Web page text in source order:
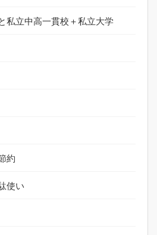
私立中高一貫校＋私立大学
約
使い